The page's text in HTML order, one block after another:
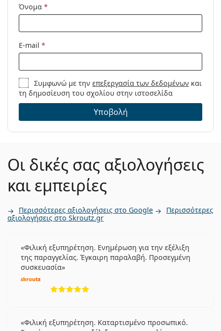
Όνομα *
E-mail *
Συμφωνώ με τηνεπεξεργασία των δεδομένων και
τη δημοσίευση του σχολίου στην ιστοσελίδα
Υποβολή
Οι δικές σας αξιολογήσεις
και εμπειρίες
Περισσότερες αξιολογήσεις στο Google Περισσότερες
αξιολογήσεις στο Skroutz.gr
Φιλική εξυπηρέτηση. Ενημέρωση για την εξέλιξη
της παραγγελίας. Έγκαιρη παραλαβή. Προσεγμένη
συσκευασία
Φιλική εξυπηρέτηση. Καταρτισμένο προσωπικό.